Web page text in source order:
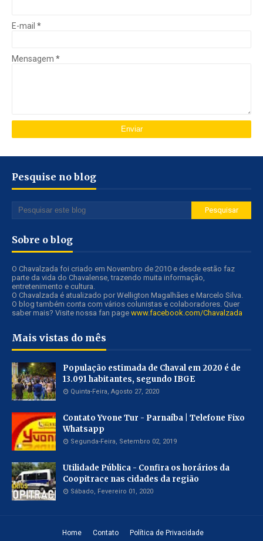
E-mail *
Mensagem *
Pesquise no blog
Sobre o blog
O Chavalzada foi criado em Novembro de 2010 e desde estão faz
parte da vida do Chavalense, trazendo muita informação,
entretenimento e cultura.
O Chavalzada é atualizado por Welligton Magalhães e Marcelo Silva.
O blog também conta com vários colunistas e colaboradores. Quer
saber mais? Visite nossa fan page www.facebook.com/Chavalzada
Mais vistas do mês
População estimada de Chaval em 2020 é de
13.091 habitantes, segundo IBGE
Quinta-Feira, Agosto 27, 2020
Contato Yvone Tur - Parnaíba | Telefone Fixo
Whatsapp
Segunda-Feira, Setembro 02, 2019
Utilidade Pública - Confira os horários da
Coopitrace nas cidades da região
Sábado, Fevereiro 01, 2020
Home Contato Política de Privacidade